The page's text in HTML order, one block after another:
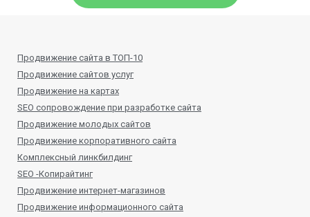
Продвижение сайта в ТОП-10
Продвижение сайтов услуг
Продвижение на картах
SEO сопровождение при разработке сайта
Продвижение молодых сайтов
Продвижение корпоративного сайта
Комплексный линкбилдинг
SEO -Копирайтинг
Продвижение интернет-магазинов
Продвижение информационного сайта